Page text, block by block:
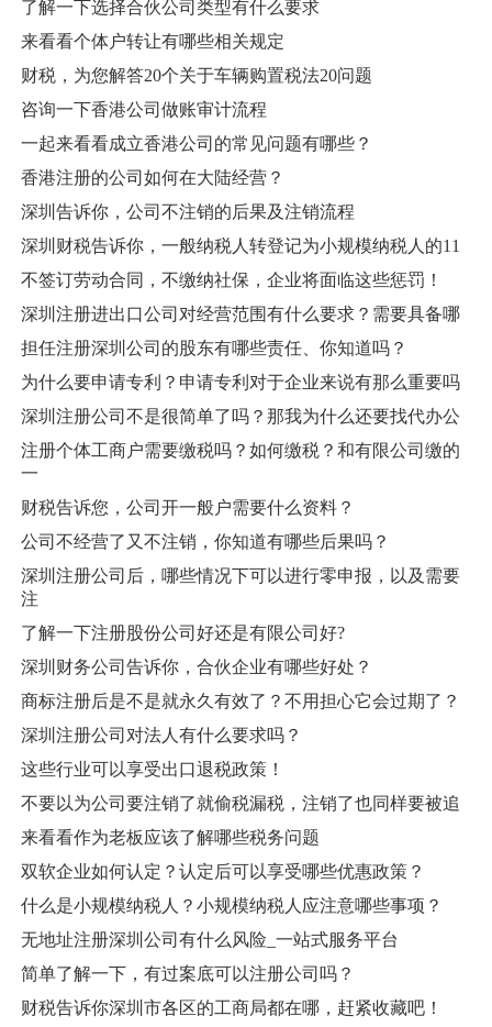
了解一下选择合伙公司类型有什么要求
来看看个体户转让有哪些相关规定
财税，为您解答20个关于车辆购置税法20问题
咨询一下香港公司做账审计流程
一起来看看成立香港公司的常见问题有哪些？
香港注册的公司如何在大陆经营？
深圳告诉你，公司不注销的后果及注销流程
深圳财税告诉你，一般纳税人转登记为小规模纳税人的11
不签订劳动合同，不缴纳社保，企业将面临这些惩罚！
深圳注册进出口公司对经营范围有什么要求？需要具备哪
担任注册深圳公司的股东有哪些责任、你知道吗？
为什么要申请专利？申请专利对于企业来说有那么重要吗
深圳注册公司不是很简单了吗？那我为什么还要找代办公
注册个体工商户需要缴税吗？如何缴税？和有限公司缴的
一
财税告诉您，公司开一般户需要什么资料？
公司不经营了又不注销，你知道有哪些后果吗？
深圳注册公司后，哪些情况下可以进行零申报，以及需要
注
了解一下注册股份公司好还是有限公司好?
深圳财务公司告诉你，合伙企业有哪些好处？
商标注册后是不是就永久有效了？不用担心它会过期了？
深圳注册公司对法人有什么要求吗？
这些行业可以享受出口退税政策！
不要以为公司要注销了就偷税漏税，注销了也同样要被追
来看看作为老板应该了解哪些税务问题
双软企业如何认定？认定后可以享受哪些优惠政策？
什么是小规模纳税人？小规模纳税人应注意哪些事项？
无地址注册深圳公司有什么风险_一站式服务平台
简单了解一下，有过案底可以注册公司吗？
财税告诉你深圳市各区的工商局都在哪，赶紧收藏吧！